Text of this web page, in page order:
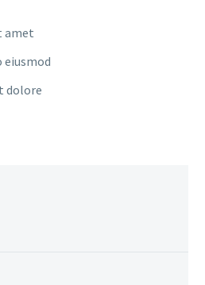
amet
eiusmod
dolore